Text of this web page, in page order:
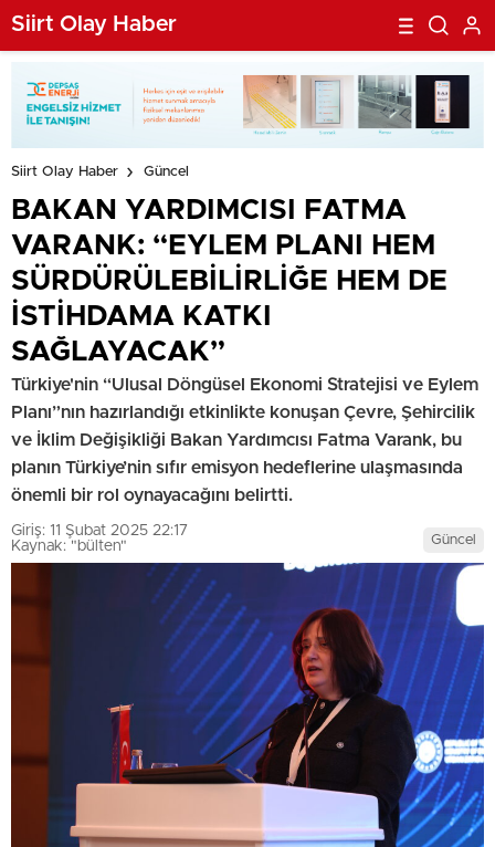
Siirt Olay Haber
Siirt Olay Haber Güncel
BAKAN YARDIMCISI FATMA
VARANK: “EYLEM PLANI HEM
SÜRDÜRÜLEBİLİRLİĞE HEM DE
İSTİHDAMA KATKI
SAĞLAYACAK”
Türkiye'nin “Ulusal Döngüsel Ekonomi Stratejisi ve Eylem
Planı”nın hazırlandığı etkinlikte konuşan Çevre, Şehircilik
ve İklim Değişikliği Bakan Yardımcısı Fatma Varank, bu
planın Türkiye’nin sıfır emisyon hedeflerine ulaşmasında
önemli bir rol oynayacağını belirtti.
Giriş: 11 Şubat 2025 22:17
Kaynak: "bülten"
Güncel